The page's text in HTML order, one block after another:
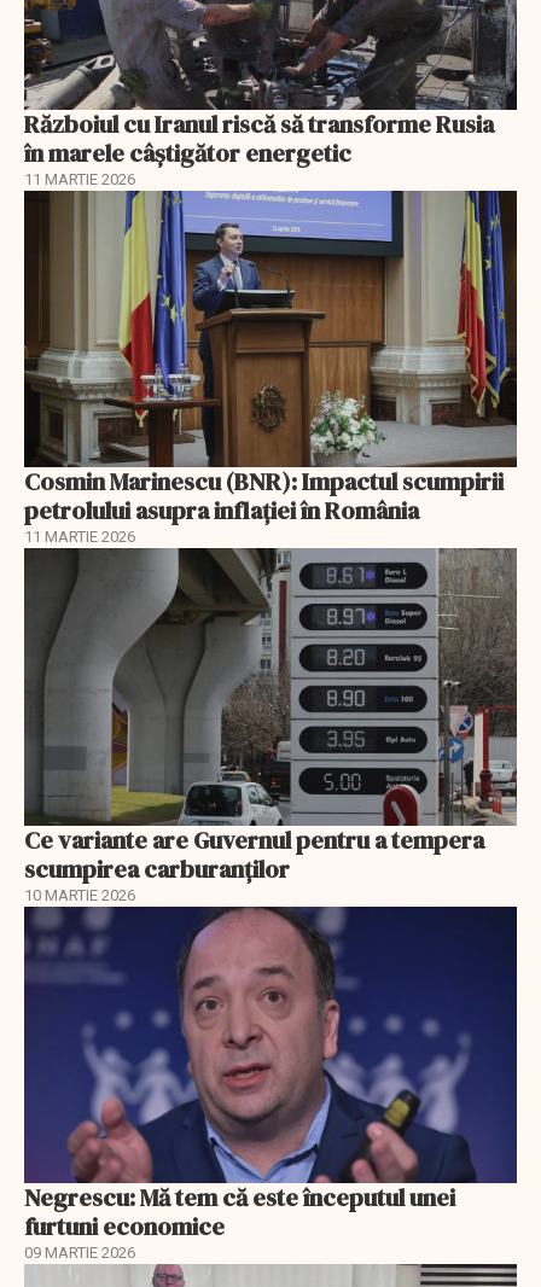
Războiul cu Iranul riscă să transforme Rusia
în marele câștigător energetic
11 MARTIE 2026
Cosmin Marinescu (BNR): Impactul scumpirii
petrolului asupra inflaţiei în România
11 MARTIE 2026
Ce variante are Guvernul pentru a tempera
scumpirea carburanților
10 MARTIE 2026
Negrescu: Mă tem că este începutul unei
furtuni economice
09 MARTIE 2026